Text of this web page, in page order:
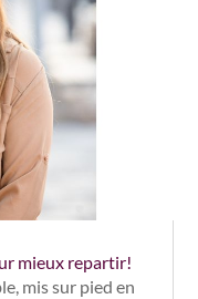
mieux repartir!
mis sur pied en